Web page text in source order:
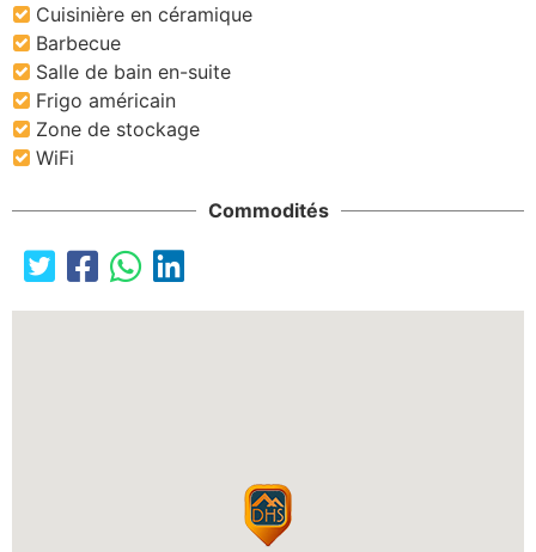
Cuisinière en céramique
Barbecue
Salle de bain en-suite
Frigo américain
Zone de stockage
WiFi
Commodités